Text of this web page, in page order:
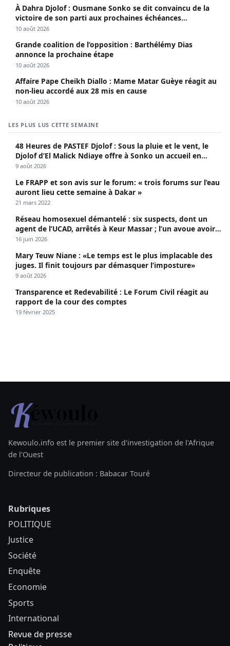
À Dahra Djolof : Ousmane Sonko se dit convaincu de la
victoire de son parti aux prochaines échéances
électorales.
10 août 2026
Grande coalition de l’opposition : Barthélémy Dias
annonce la prochaine étape
10 août 2026
Affaire Pape Cheikh Diallo : Mame Matar Guèye réagit au
non-lieu accordé aux 28 mis en cause
10 août 2026
LES PLUS LUS CETTE SEMAINE
48 Heures de PASTEF Djolof : Sous la pluie et le vent, le
Djolof d’El Malick Ndiaye offre à Sonko un accueil en
apothéose
9 août 2026
Le FRAPP et son avis sur le forum: « trois forums sur l’eau
auront lieu cette semaine à Dakar »
21 mars 2022
Réseau homosexuel démantelé : six suspects, dont un
agent de l’UCAD, arrêtés à Keur Massar ; l’un avoue avoir
propagé le VIH depuis 2018
16 juin 2026
Mary Teuw Niane : «Le temps est le plus implacable des
juges. Il finit toujours par démasquer l’imposture»
9 août 2026
Transparence et Redevabilité : Le Forum Civil réagit au
rapport de la cour des comptes
19 février 2025
Kewoulo.info est le premier site d'investigation de l'Afrique
de l'Ouest
Directeur de publication : Babacar Touré
Rubriques
POLITIQUE
Justice
Société
Enquête
Economie
Sports
International
Revue de presse